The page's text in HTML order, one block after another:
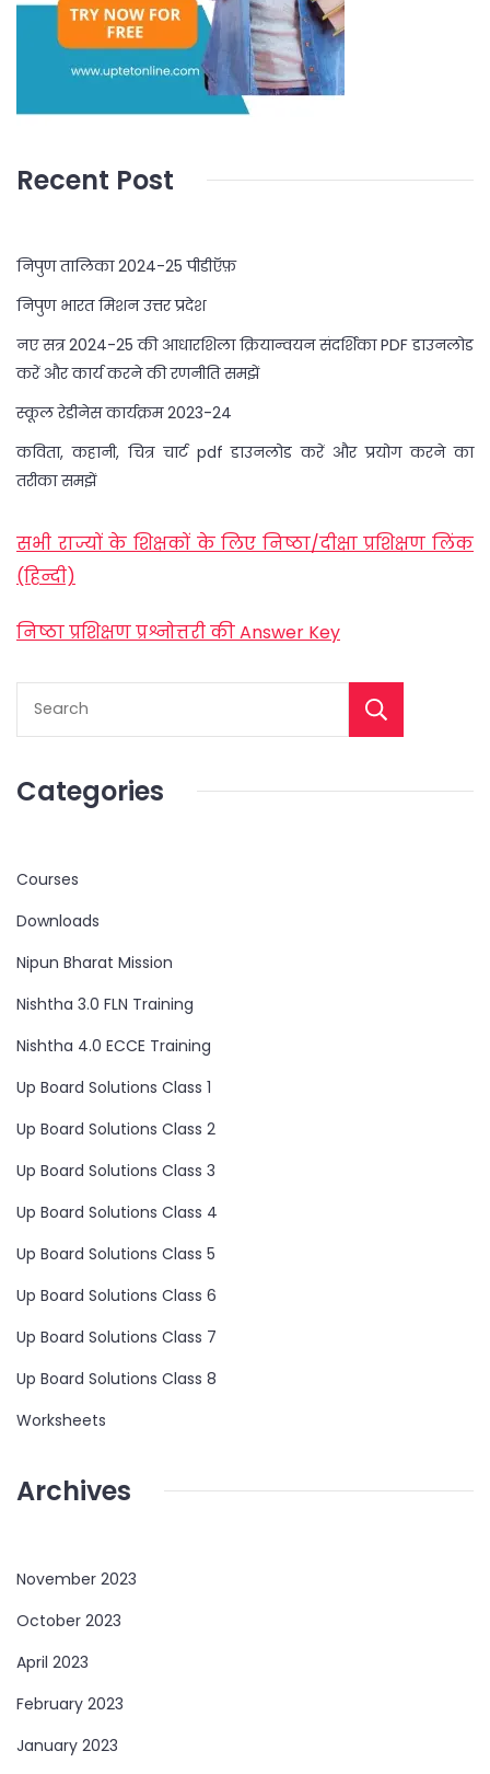
Recent Post
निपुण तालिका 2024-25 पीडीऍफ़
निपुण भारत मिशन उत्तर प्रदेश
नए सत्र 2024-25 की आधारशिला क्रियान्वयन संदर्शिका PDF डाउनलोड
करें और कार्य करने की रणनीति समझें
स्कूल रेडीनेस कार्यक्रम 2023-24
कविता, कहानी, चित्र चार्ट pdf डाउनलोड करें और प्रयोग करने का
तरीका समझें
सभी राज्यों के शिक्षकों के लिए निष्ठा/दीक्षा प्रशिक्षण लिंक
(हिन्दी)
निष्ठा प्रशिक्षण प्रश्नोत्तरी की Answer Key
Categories
Courses
Downloads
Nipun Bharat Mission
Nishtha 3.0 FLN Training
Nishtha 4.0 ECCE Training
Up Board Solutions Class 1
Up Board Solutions Class 2
Up Board Solutions Class 3
Up Board Solutions Class 4
Up Board Solutions Class 5
Up Board Solutions Class 6
Up Board Solutions Class 7
Up Board Solutions Class 8
Worksheets
Archives
November 2023
October 2023
April 2023
February 2023
January 2023